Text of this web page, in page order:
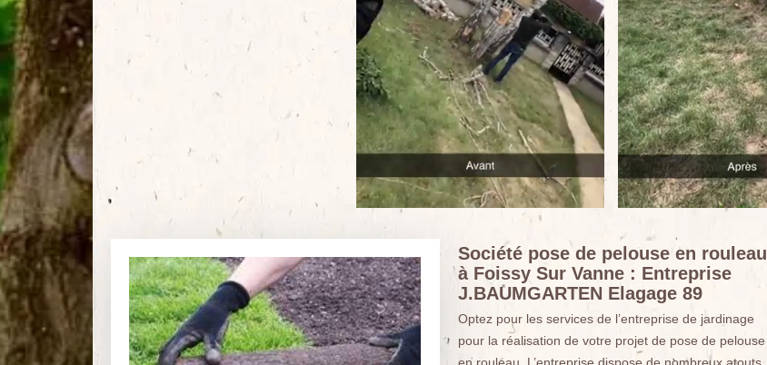
Société pose de pelouse en rouleau
à Foissy Sur Vanne : Entreprise
J.BAUMGARTEN Elagage 89
Optez pour les services de l’entreprise de jardinage
pour la réalisation de votre projet de pose de pelouse
en rouleau. L’entreprise dispose de nombreux atouts